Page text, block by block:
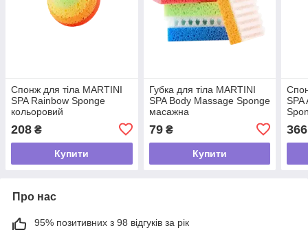
Спонж для тіла MARTINI
SPA Rainbow Sponge
кольоровий
208 ₴
Купити
Губка для тіла MARTINI
SPA Body Massage Sponge
масажна
79₴
Купити
SPA
366
Про нас
95% позитивних з 98 відгуків за рік